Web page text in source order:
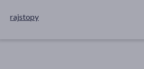
rajstopy